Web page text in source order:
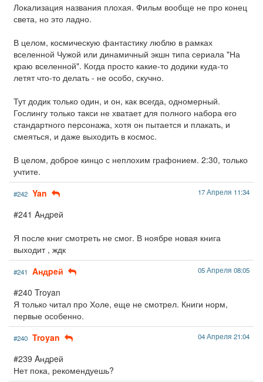
Локализация названия плохая. Фильм вообще не про конец
света, но это ладно.
В целом, космическую фантастику люблю в рамках
вселенной Чужой или динамичный экшн типа сериала "На
краю вселенной". Когда просто какие-то додики куда-то
летят что-то делать - не особо, скучно.
Тут додик только один, и он, как всегда, одномерный.
Гослингу только такси не хватает для полного набора его
стандартного персонажа, хотя он пытается и плакать, и
смеяться, и даже выходить в космос.
В целом, доброе кинцо с неплохим графонием. 2:30, только
учтите.
#242 Yan 17 Апреля 11:34
#241 Aндpeй
Я после книг смотреть не смог. В ноябре новая книга
выходит , ждк
#241 Aндpeй 05 Апреля 08:05
#240 Troyan
Я только читал про Холе, еще не смотрел. Книги норм,
первые особенно.
#240 Troyan 04 Апреля 21:04
#239 Aндpeй
Нет пока, рекомендуешь?